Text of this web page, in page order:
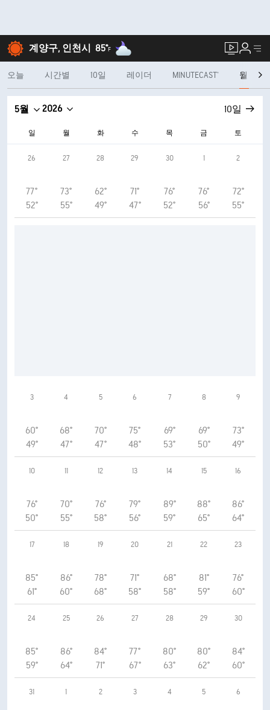
계양구, 인천시 85°F
오늘 시간별 10일 레이더 MINUTECAST® 월
5월 2026 10일
일 월 화 수 목 금 토
26
77°
52°
27
73°
55°
28
62°
49°
29
71°
47°
30
76°
52°
1
76°
56°
2
72°
55°
3
60°
49°
4
68°
47°
5
70°
47°
6
75°
48°
7
69°
53°
8
69°
50°
9
73°
49°
10
76°
50°
11
70°
55°
12
76°
58°
13
79°
56°
14
89°
59°
15
88°
65°
16
86°
64°
17
85°
61°
18
86°
60°
19
78°
68°
20
71°
58°
21
68°
58°
22
81°
59°
23
76°
60°
24
85°
59°
25
86°
64°
26
84°
71°
27
77°
67°
28
80°
63°
29
80°
62°
30
84°
60°
31 1 2 3 4 5 6